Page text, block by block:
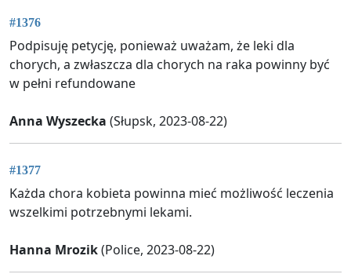
#1376
Podpisuję petycję, ponieważ uważam, że leki dla
chorych, a zwłaszcza dla chorych na raka powinny być
w pełni refundowane
Anna Wyszecka (Słupsk, 2023-08-22)
#1377
Każda chora kobieta powinna mieć możliwość leczenia
wszelkimi potrzebnymi lekami.
Hanna Mrozik(Police, 2023-08-22)